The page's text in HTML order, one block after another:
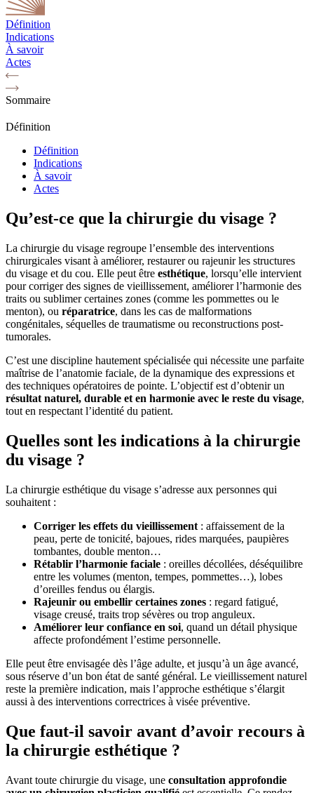
Définition
Indications
À savoir
Actes
Sommaire
Définition
Définition
Indications
À savoir
Actes
Qu’est-ce que la chirurgie du visage ?
La chirurgie du visage regroupe l’ensemble des interventions
chirurgicales visant à améliorer, restaurer ou rajeunir les structures
du visage et du cou. Elle peut être esthétique, lorsqu’elle intervient
pour corriger des signes de vieillissement, améliorer l’harmonie des
traits ou sublimer certaines zones (comme les pommettes ou le
menton), ou réparatrice, dans les cas de malformations
congénitales, séquelles de traumatisme ou reconstructions post-
tumorales.
C’est une discipline hautement spécialisée qui nécessite une parfaite
maîtrise de l’anatomie faciale, de la dynamique des expressions et
des techniques opératoires de pointe. L’objectif est d’obtenir un
résultat naturel, durable et en harmonie avec le reste du visage,
tout en respectant l’identité du patient.
Quelles sont les indications à la chirurgie
du visage ?
La chirurgie esthétique du visage s’adresse aux personnes qui
souhaitent :
Corriger les effets du vieillissement : affaissement de la
peau, perte de tonicité, bajoues, rides marquées, paupières
tombantes, double menton…
Rétablir l’harmonie faciale : oreilles décollées, déséquilibre
entre les volumes (menton, tempes, pommettes…), lobes
d’oreilles fendus ou élargis.
Rajeunir ou embellir certaines zones : regard fatigué,
visage creusé, traits trop sévères ou trop anguleux.
Améliorer leur confiance en soi, quand un détail physique
affecte profondément l’estime personnelle.
Elle peut être envisagée dès l’âge adulte, et jusqu’à un âge avancé,
sous réserve d’un bon état de santé général. Le vieillissement naturel
reste la première indication, mais l’approche esthétique s’élargit
aussi à des interventions correctrices à visée préventive.
Que faut-il savoir avant d’avoir recours à
la chirurgie esthétique ?
Avant toute chirurgie du visage, une consultation approfondie